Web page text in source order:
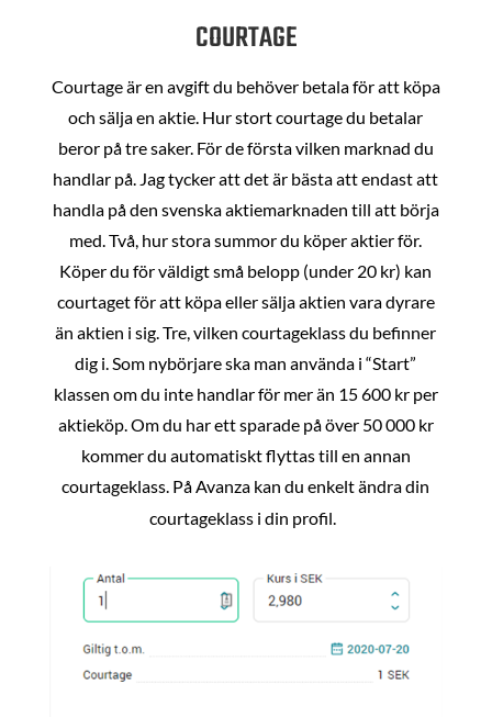
COURTAGE
Courtage är en avgift du behöver betala för att köpa
och sälja en aktie. Hur stort courtage du betalar
beror på tre saker. För de första vilken marknad du
handlar på. Jag tycker att det är bästa att endast att
handla på den svenska aktiemarknaden till att börja
med. Två, hur stora summor du köper aktier för.
Köper du för väldigt små belopp (under 20 kr) kan
courtaget för att köpa eller sälja aktien vara dyrare
än aktien i sig. Tre, vilken courtageklass du befinner
dig i. Som nybörjare ska man använda i “Start”
klassen om du inte handlar för mer än 15 600 kr per
aktieköp. Om du har ett sparade på över 50 000 kr
kommer du automatiskt flyttas till en annan
courtageklass. På Avanza kan du enkelt ändra din
courtageklass i din profil.